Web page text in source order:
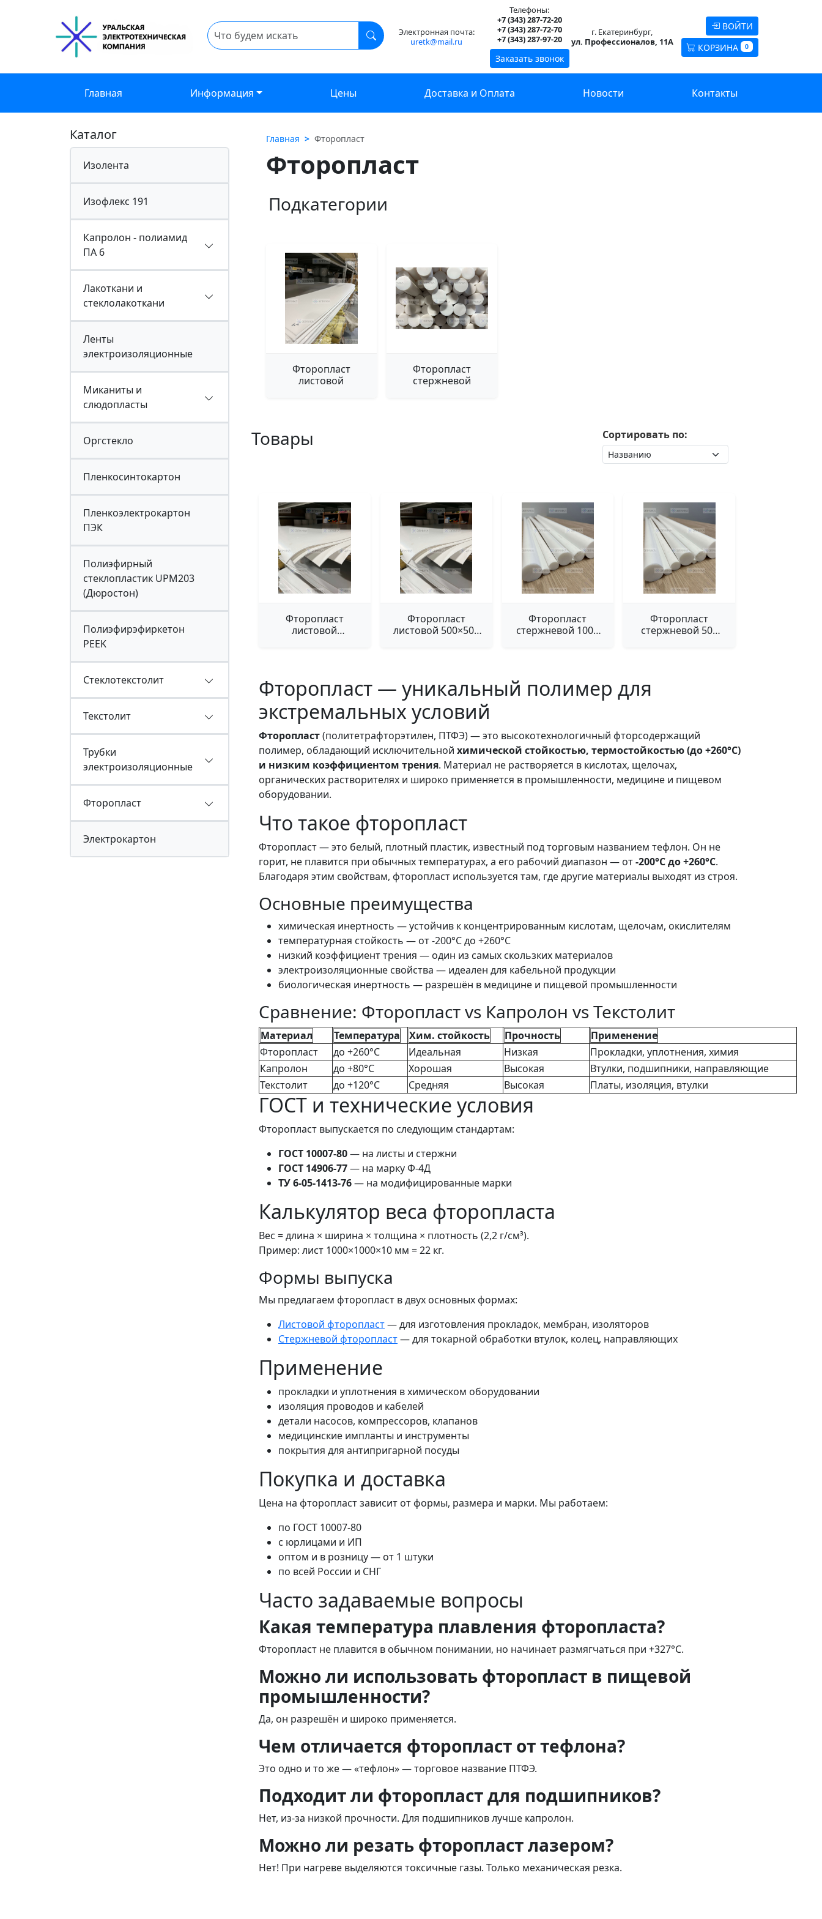
Электронная почта:
uretk@mail.ru
Телефоны:
+7 (343) 287-72-20
+7 (343) 287-72-70
+7 (343) 287-97-20
Заказать звонок
г. Екатеринбург,
ул. Профессионалов, 11А
ВОЙТИ
КОРЗИНА
0
Главная Информация Цены Доставка и Оплата Новости Контакты
Каталог
Изолента
Изофлекс 191
Капролон - полиамид
ПА 6
Лакоткани и
стеклолакоткани
Ленты
электроизоляционные
Миканиты и
слюдопласты
Оргстекло
Пленкосинтокартон
Пленкоэлектрокартон
ПЭК
Полиэфирный
стеклопластик UPM203
(Дюростон)
Полиэфирэфиркетон
PEEK
Стеклотекстолит
Текстолит
Трубки
электроизоляционные
Фторопласт
Электрокартон
Главная Фторопласт
Фторопласт
Подкатегории
Фторопласт
листовой
Фторопласт
стержневой
Товары Сортировать по:
Фторопласт
листовой
Фторопласт
листовой 500×500
Фторопласт
стержневой 1000
Фторопласт
стержневой 500
Фторопласт — уникальный полимер для
экстремальных условий
Фторопласт(политетрафторэтилен, ПТФЭ) — это высокотехнологичный фторсодержащий
полимер, обладающий исключительной химической стойкостью, термостойкостью (до +260°C)
и низким коэффициентом трения. Материал не растворяется в кислотах, щелочах,
органических растворителях и широко применяется в промышленности, медицине и пищевом
оборудовании.
Что такое фторопласт
Фторопласт — это белый, плотный пластик, известный под торговым названием тефлон. Он не
горит, не плавится при обычных температурах, а его рабочий диапазон — от-200°C до +260°C.
Благодаря этим свойствам, фторопласт используется там, где другие материалы выходят из строя.
Основные преимущества
химическая инертность — устойчив к концентрированным кислотам, щелочам, окислителям
температурная стойкость — от -200°C до +260°C
низкий коэффициент трения — один из самых скользких материалов
электроизоляционные свойства — идеален для кабельной продукции
биологическая инертность — разрешён в медицине и пищевой промышленности
Сравнение: Фторопласт vs Капролон vs Текстолит
Материал Температура Хим. стойкость Прочность
Применение
Фторопласт
до +260°C Идеальная Низкая
Прокладки, уплотнения, химия
Капролон
до +80°C Хорошая Высокая
Втулки, подшипники, направляющие
Текстолит
до +120°C Средняя Высокая Платы, изоляция, втулки
ГОСТ и технические условия
Фторопласт выпускается по следующим стандартам:
ГОСТ 10007-80— на листы и стержни
ГОСТ 14906-77— на марку Ф-4Д
ТУ 6-05-1413-76— на модифицированные марки
Калькулятор веса фторопласта
Вес = длина × ширина × толщина × плотность (2,2 г/см³).
Пример: лист 1000×1000×10 мм = 22 кг.
Формы выпуска
Мы предлагаем фторопласт в двух основных формах:
Листовой фторопласт— для изготовления прокладок, мембран, изоляторов
Стержневой фторопласт— для токарной обработки втулок, колец, направляющих
Применение
прокладки и уплотнения в химическом оборудовании
изоляция проводов и кабелей
детали насосов, компрессоров, клапанов
медицинские импланты и инструменты
покрытия для антипригарной посуды
Покупка и доставка
Цена на фторопласт зависит от формы, размера и марки. Мы работаем:
по ГОСТ 10007-80
с юрлицами и ИП
оптом и в розницу — от 1 штуки
по всей России и СНГ
Часто задаваемые вопросы
Какая температура плавления фторопласта?
Фторопласт не плавится в обычном понимании, но начинает размягчаться при +327°C.
Можно ли использовать фторопласт в пищевой
промышленности?
Да, он разрешён и широко применяется.
Чем отличается фторопласт от тефлона?
Это одно и то же — «тефлон» — торговое название ПТФЭ.
Подходит ли фторопласт для подшипников?
Нет, из-за низкой прочности. Для подшипников лучше капролон.
Можно ли резать фторопласт лазером?
Нет! При нагреве выделяются токсичные газы. Только механическая резка.